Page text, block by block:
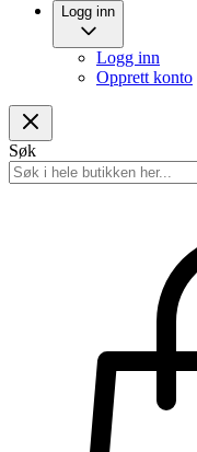
Logg inn
Logg inn
Opprett konto
Søk